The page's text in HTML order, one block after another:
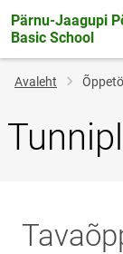
Pärnu-Jaagupi
Basic School
Jälglink
Avaleht